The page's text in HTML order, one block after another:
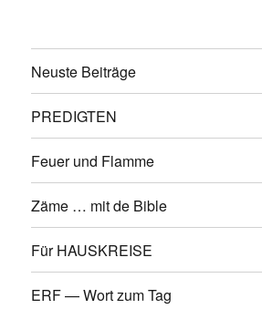
Neuste Beiträge
PREDIGTEN
Feuer und Flamme
Zäme … mit de Bible
Für HAUSKREISE
ERF — Wort zum Tag